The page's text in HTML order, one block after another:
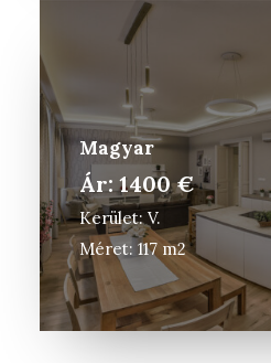
Magyar
Ár: 1400 €
Kerület: V.
Méret: 117 m2